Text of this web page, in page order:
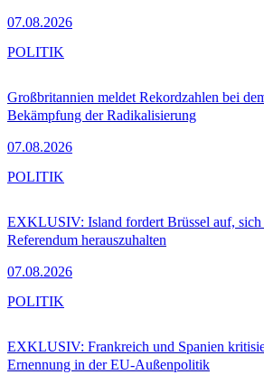
07.08.2026
Großbritannien meldet Rekordzahlen bei
Bekämpfung der Radikalisierung
07.08.2026
POLITIK
EXKLUSIV: Island fordert Brüssel auf, sich
Referendum herauszuhalten
07.08.2026
POLITIK
EXKLUSIV: Frankreich und Spanien
Ernennung in der EU-Außenpolitik
POLITIK